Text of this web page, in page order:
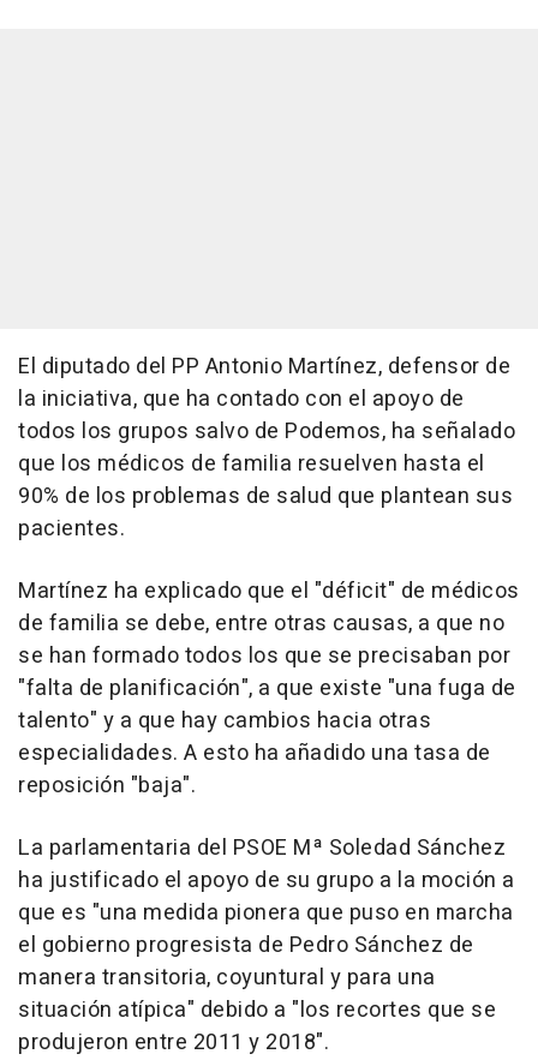
El diputado del PP Antonio Martínez, defensor de
la iniciativa, que ha contado con el apoyo de
todos los grupos salvo de Podemos, ha señalado
que los médicos de familia resuelven hasta el
90% de los problemas de salud que plantean sus
pacientes.
Martínez ha explicado que el "déficit" de médicos
de familia se debe, entre otras causas, a que no
se han formado todos los que se precisaban por
"falta de planificación", a que existe "una fuga de
talento" y a que hay cambios hacia otras
especialidades. A esto ha añadido una tasa de
reposición "baja".
La parlamentaria del PSOE Mª Soledad Sánchez
ha justificado el apoyo de su grupo a la moción a
que es "una medida pionera que puso en marcha
el gobierno progresista de Pedro Sánchez de
manera transitoria, coyuntural y para una
situación atípica" debido a "los recortes que se
produjeron entre 2011 y 2018".